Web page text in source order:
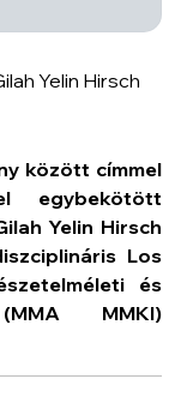
között címmel
egybekötött
Yelin Hirsch
Los
és
MMKI)